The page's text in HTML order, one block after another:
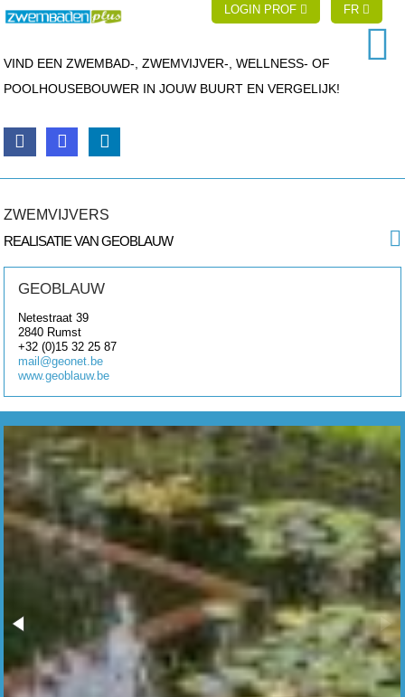
LOGIN PROF FR
VIND EEN ZWEMBAD-, ZWEMVIJVER-, WELLNESS- OF
POOLHOUSEBOUWER IN JOUW BUURT EN VERGELIJK!
ZWEMVIJVERS
REALISATIE VAN GEOBLAUW
GEOBLAUW
Netestraat 39
2840 Rumst
+32 (0)15 32 25 87
mail@geonet.be
www.geoblauw.be